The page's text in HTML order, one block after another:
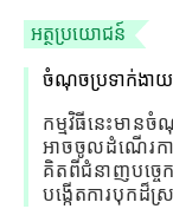
អត្ថប្រយោជន៍
ចំណុចប្រទាក់ងា
កម្មវិធីនេះមាន
អាចចូលដំណើរកា
គិតពីជំនាញបច្ចេ
បង្កើតការបុក